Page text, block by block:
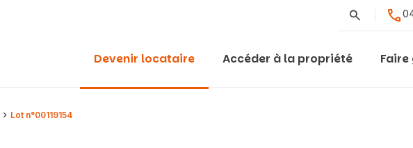
Rechercher
Devenir locataire Accéder à la propriété
Lot n°00119154